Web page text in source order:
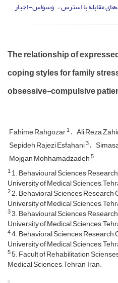
مقابله با استرس وسواس- اجبار
The relationship of
coping styles for family
obsessive-compulsive
Fahime Rahgozar1 Ali Reza
Sepideh Rajezi Esfahani3
Mojgan Mohhamadzadeh5
11. Behavioural Sciences
University of Medical Sciences,
22. Behavioral Sciences Research
University of Medical Sciences,
33. Behavioural Sciences
University of Medical Sciences,
44. Behavioral Sciences Research
University of Medical Sciences,
55. Facult of Rehabilitation
Medical Sciences, Tehran, Iran.